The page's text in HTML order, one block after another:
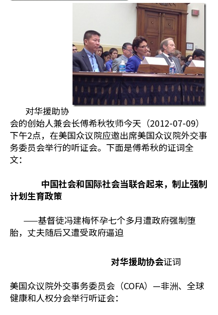
对华援助协
会的创始人兼会长傅希秋牧师今天（2012-07-09）
下午2点，在美国众议院应邀出席美国众议院外交事
务委员会举行的听证会。下面是傅希秋的证词全
文：
中国社会和国际社会当联合起来，制止强制
计划生育政策
——基督徒冯建梅怀孕七个多月遭政府强制堕
胎，丈夫随后又遭受政府逼迫
对华援助协会证词
美国众议院外交事务委员会（COFA）—非洲、全球
健康和人权分会举行听证会：